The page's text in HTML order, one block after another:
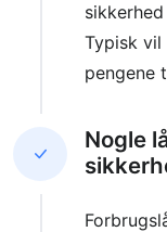
Typisk vil
pengene
Nogle